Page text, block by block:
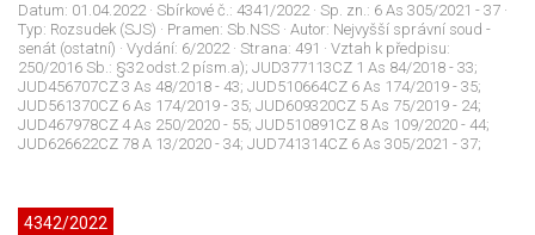
Datum: 01.04.2022· Sbírkové č.: 4341/2022· Sp. zn.: 6 As 305/2021 - 37 ·
Typ: Rozsudek (SJS) · Pramen: Sb.NSS · Autor: Nejvyšší správní soud -
senát (ostatní) · Vydání: 6/2022· Strana: 491 · Vztah k předpisu:
250/2016 Sb.: §32 odst.2 písm.a); JUD377113CZ 1 As 84/2018 - 33;
JUD456707CZ 3 As 48/2018 - 43; JUD510664CZ 6 As 174/2019 - 35;
JUD561370CZ 6 As 174/2019 - 35; JUD609320CZ 5 As 75/2019 - 24;
JUD467978CZ 4 As 250/2020 - 55; JUD510891CZ 8 As 109/2020 - 44;
JUD626622CZ 78 A 13/2020 - 34; JUD741314CZ 6 As 305/2021 - 37;
4342/2022